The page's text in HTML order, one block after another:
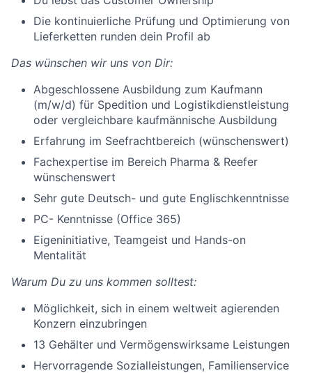
Die kontinuierliche Prüfung und Optimierung von
Lieferketten runden dein Profil ab
Das wünschen wir uns von Dir:
Abgeschlossene Ausbildung zum Kaufmann
(m/w/d) für Spedition und Logistikdienstleistung
oder vergleichbare kaufmännische Ausbildung
Erfahrung im Seefrachtbereich (wünschenswert)
Fachexpertise im Bereich Pharma & Reefer
wünschenswert
Sehr gute Deutsch- und gute Englischkenntnisse
PC- Kenntnisse (Office 365)
Eigeninitiative, Teamgeist und Hands-on
Mentalität
Warum Du zu uns kommen solltest:
Möglichkeit, sich in einem weltweit agierenden
Konzern einzubringen
13 Gehälter und Vermögenswirksame Leistungen
Hervorragende Sozialleistungen, Familienservice